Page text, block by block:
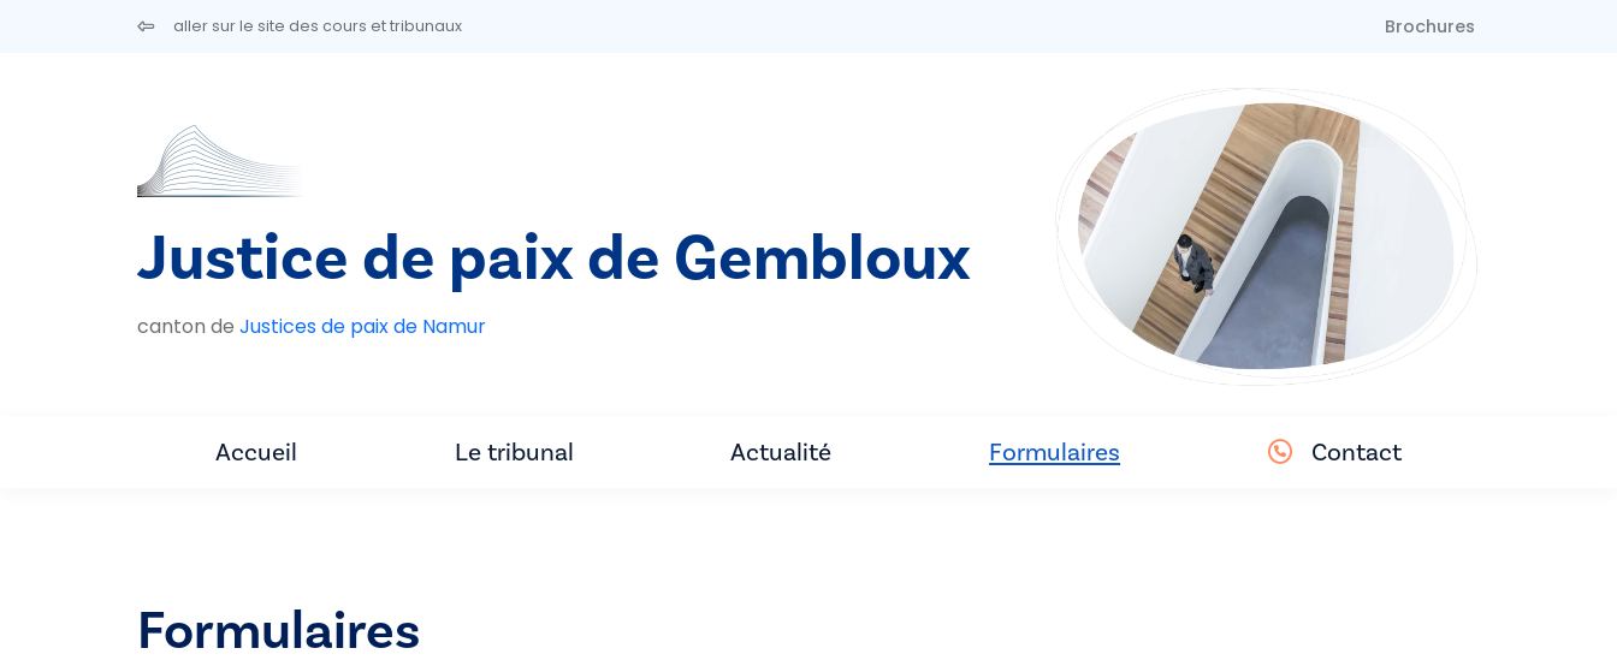
Aller au contenu principalaller sur le site des cours et tribunaux Brochures
Justice de paix de Gembloux
canton de Justices de paix de Namur
Accueil Le tribunal Actualité Formulaires Contact
Formulaires